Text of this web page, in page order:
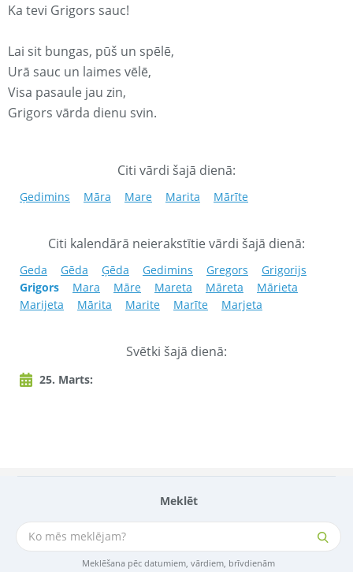
Meklēt
Meklēšana pēc datumiem, vārdiem, brīvdienām
Ka tevi Grigors sauc!
Lai sit bungas, pūš un spēlē,
Urā sauc un laimes vēlē,
Visa pasaule jau zin,
Grigors vārda dienu svin.
Citi vārdi šajā dienā:
Ģedimins Māra Mare Marita Mārīte
Citi kalendārā neierakstītie vārdi šajā dienā:
Geda Gēda Ģēda Gedimins Gregors
Grigorijs
Grigors
Mara Māre Mareta Māreta
Mārieta
Marijeta
Mārita Marite Marīte Marjeta
Svētki šajā dienā:
25. Marts: